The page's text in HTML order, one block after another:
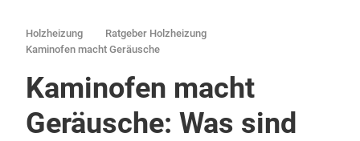
Holzheizung
Ratgeber Holzheizung
Kaminofen macht Geräusche
Kaminofen macht
Geräusche: Was sind